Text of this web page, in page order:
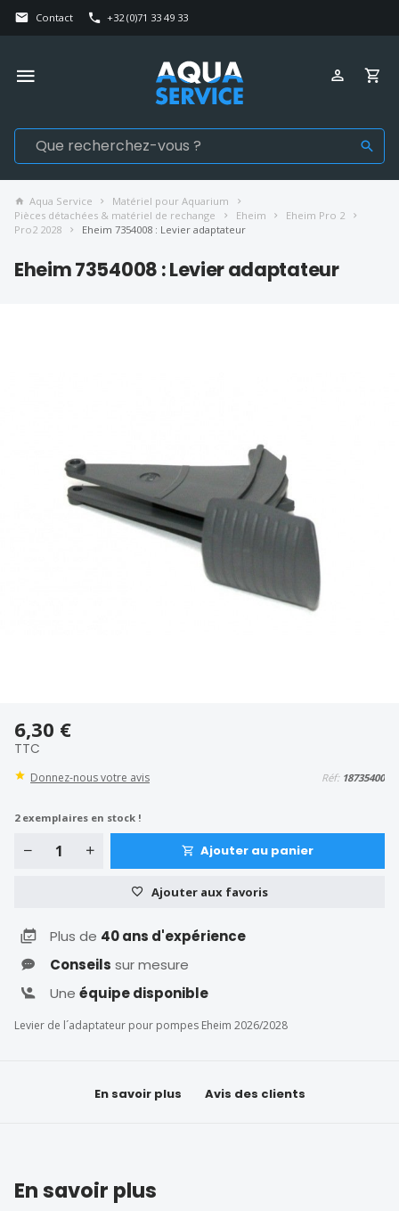
Contact +32 (0)71 33 49 33
Aqua Service
Matériel pour Aquarium
Pièces détachées & matériel de rechange
Eheim
Eheim Pro 2
Pro2 2028
Eheim 7354008 : Levier adaptateur
Eheim 7354008 : Levier adaptateur
6,30 €
TTC
Donnez-nous votre avis Réf: 18735400
2exemplaires en stock !
Ajouter au panier
Ajouter aux favoris
Plus de 40 ans d'expérience
Conseils sur mesure
Une équipe disponible
Levier de l´adaptateur pour pompes Eheim 2026/2028
En savoir plus Avis des clients
En savoir plus